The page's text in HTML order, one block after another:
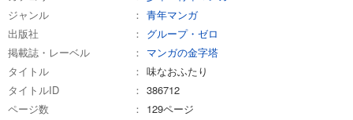
ジャンル
青年マンガ
出版社
グループ・ゼロ
掲載誌・レーベル
マンガの金字塔
タイトル
味なおふたり
タイトルID
386712
ページ数
129ページ